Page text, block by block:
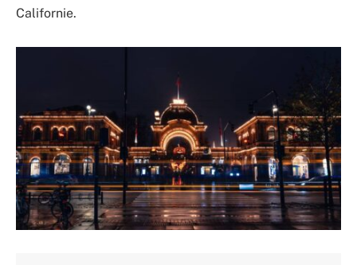
Californie.